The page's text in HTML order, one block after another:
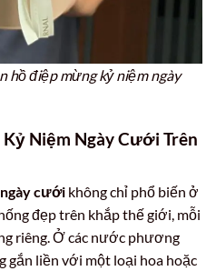
hồ điệp mừng kỷ niệm ngày
Niệm Ngày Cưới Trên
cưới không chỉ phổ biến ở
đẹp trên khắp thế giới, mỗi
riêng. Ở các nước phương
gắn liền với một loại hoa hoặc